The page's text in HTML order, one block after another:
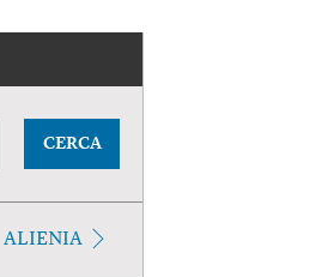
CERCA
ALIENIA